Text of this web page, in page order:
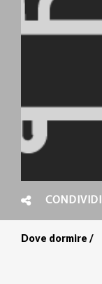
CONDIVIDI
Dove dormire